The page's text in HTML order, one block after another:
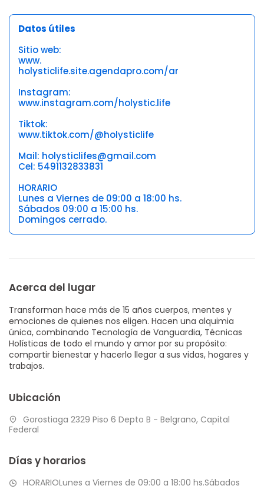
Datos útiles
Sitio web:
www.
holysticlife.site.agendapro.com/ar
Instagram:
www.instagram.com/holystic.life
Tiktok:
www.tiktok.com/@holysticlife
Mail: holysticlifes@gmail.com
Cel: 5491132833831
HORARIO
Lunes a Viernes de 09:00 a 18:00 hs.
Sábados 09:00 a 15:00 hs.
Domingos cerrado.
Acerca del lugar
Transforman hace más de 15 años cuerpos, mentes y
emociones de quienes nos eligen. Hacen una alquimia
única, combinando Tecnología de Vanguardia, Técnicas
Holísticas de todo el mundo y amor por su propósito:
compartir bienestar y hacerlo llegar a sus vidas, hogares y
trabajos.
Ubicación
Gorostiaga 2329 Piso 6 Depto B - Belgrano, Capital
Federal
Días y horarios
HORARIOLunes a Viernes de 09:00 a 18:00 hs.Sábados